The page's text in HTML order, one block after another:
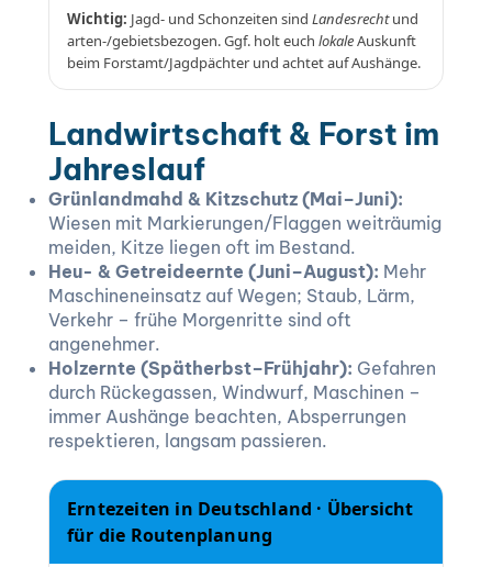
Wichtig: Jagd- und Schonzeiten sind Landesrechtund
arten-/gebietsbezogen. Ggf. holt euch lokaleAuskunft
beim Forstamt/Jagdpächter und achtet auf Aushänge.
Landwirtschaft & Forst im
Jahreslauf
Grünlandmahd & Kitzschutz (Mai–Juni):
Wiesen mit Markierungen/Flaggen weiträumig
meiden, Kitze liegen oft im Bestand.
Heu- & Getreideernte (Juni–August): Mehr
Maschineneinsatz auf Wegen; Staub, Lärm,
Verkehr – frühe Morgenritte sind oft
angenehmer.
Holzernte (Spätherbst–Frühjahr): Gefahren
durch Rückegassen, Windwurf, Maschinen –
immer Aushänge beachten, Absperrungen
respektieren, langsam passieren.
Erntezeiten in Deutschland · Übersicht
für die Routenplanung